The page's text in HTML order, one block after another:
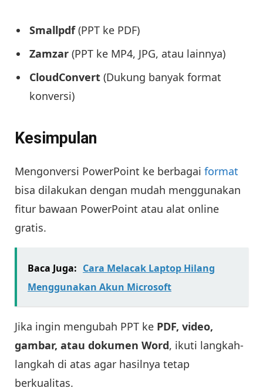
Smallpdf(PPT ke PDF)
Zamzar (PPT ke MP4, JPG, atau lainnya)
CloudConvert (Dukung banyak format
konversi)
Kesimpulan
Mengonversi PowerPoint ke berbagai format
bisa dilakukan dengan mudah menggunakan
fitur bawaan PowerPoint atau alat online
gratis.
Baca Juga: Cara Melacak Laptop Hilang
Menggunakan Akun Microsoft
Jika ingin mengubah PPT ke PDF, video,
gambar, atau dokumen Word, ikuti langkah-
langkah di atas agar hasilnya tetap
berkualitas.